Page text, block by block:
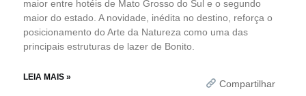
maior entre hotéis de Mato Grosso do Sul e o segundo
maior do estado. A novidade, inédita no destino, reforça o
posicionamento do Arte da Natureza como uma das
principais estruturas de lazer de Bonito.
LEIA MAIS »
Compartilhar